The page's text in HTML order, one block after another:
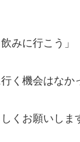
みに行こう」
く機会はなか
くお願いしま